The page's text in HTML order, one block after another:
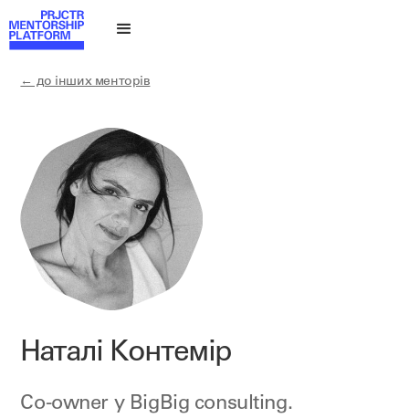
← до інших менторів
Наталі Контемір
Co-owner у BigBig consulting.